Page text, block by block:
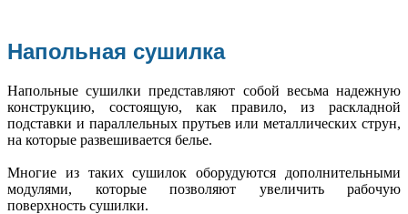
Напольная сушилка
Напольные сушилки представляют собой весьма надежную
конструкцию, состоящую, как правило, из раскладной
подставки и параллельных прутьев или металлических струн,
на которые развешивается белье.
Многие из таких сушилок оборудуются дополнительными
модулями, которые позволяют увеличить рабочую
поверхность сушилки.